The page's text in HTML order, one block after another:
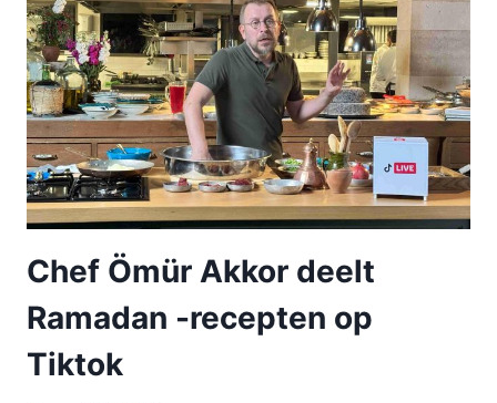
Chef Ömür Akkor deelt
Ramadan -recepten op
Tiktok